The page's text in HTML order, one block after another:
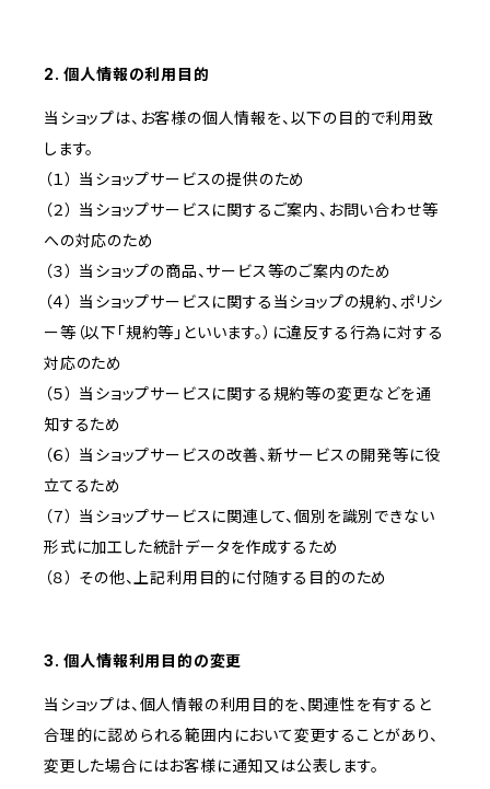
2. 個人情報の利用目的
当ショップは、お客様の個人情報を、以下の目的で利用致
します。
（１） 当ショップサービスの提供のため
（２） 当ショップサービスに関するご案内、お問い合わせ等
への対応のため
（３） 当ショップの商品、サービス等のご案内のため
（４） 当ショップサービスに関する当ショップの規約、ポリシ
ー等（以下「規約等」といいます。）に違反する行為に対する
対応のため
（５） 当ショップサービスに関する規約等の変更などを通
知するため
（６） 当ショップサービスの改善、新サービスの開発等に役
立てるため
（７） 当ショップサービスに関連して、個別を識別できない
形式に加工した統計データを作成するため
（８） その他、上記利用目的に付随する目的のため
3. 個人情報利用目的の変更
当ショップは、個人情報の利用目的を、関連性を有すると
合理的に認められる範囲内において変更することがあり、
変更した場合にはお客様に通知又は公表します。